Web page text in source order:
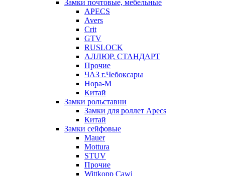
Замки почтовые, мебельные
APECS
Avers
Crit
GTV
RUSLOCK
АЛЛЮР, СТАНДАРТ
Прочие
ЧАЗ г.Чебоксары
Нора-М
Китай
Замки рольставни
Замки для роллет Apecs
Китай
Замки сейфовые
Mauer
Mottura
STUV
Прочие
Wittkopp Cawi